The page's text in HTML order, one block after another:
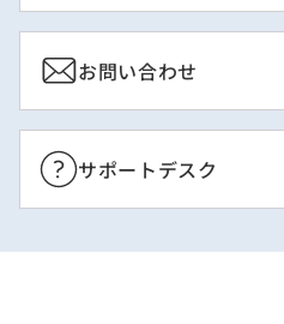
お問い合わせ
サポートデスク